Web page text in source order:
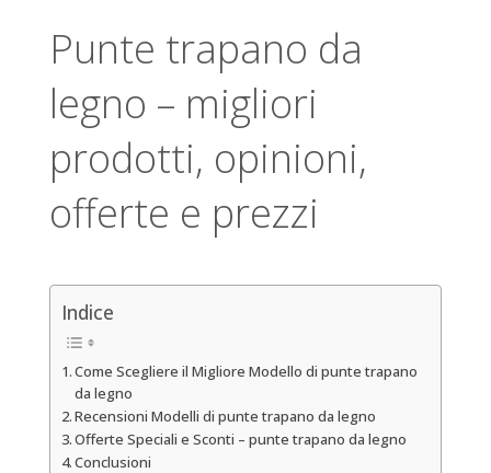
Punte trapano da
legno – migliori
prodotti, opinioni,
offerte e prezzi
Indice
Come Scegliere il Migliore Modello di punte trapano
da legno
Recensioni Modelli di punte trapano da legno
Offerte Speciali e Sconti – punte trapano da legno
Conclusioni